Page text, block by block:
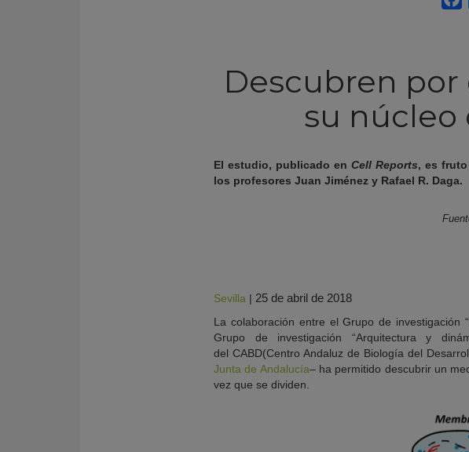
Descubren
su núcleo
El estudio, publicado enCell Reports, es
los profesores Juan Jiménez y Rafael R. Daga.
Sevilla | 25 de abril de 2018
La colaboración entre el Grupo de investigación
Grupo de investigación “Arquitectura y
del CABD(Centro Andaluz de Biología del
Junta de Andalucía– ha permitido descubrir un
vez que se dividen.